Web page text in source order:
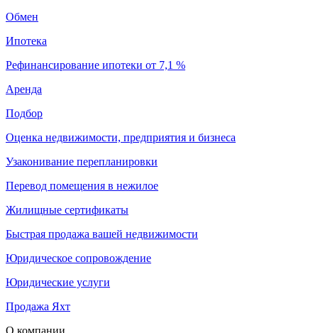
Обмен
Ипотека
Рефинансирование ипотеки от 7,1 %
Аренда
Подбор
Оценка недвижимости, предприятия и бизнеса
Узаконивание перепланировки
Перевод помещения в нежилое
Жилищные сертификаты
Быстрая продажа вашей недвижимости
Юридическое сопровождение
Юридические услуги
Продажа Яхт